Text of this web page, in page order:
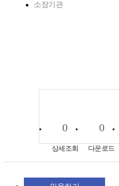
소장기관
0
상세조회
0
다운로드